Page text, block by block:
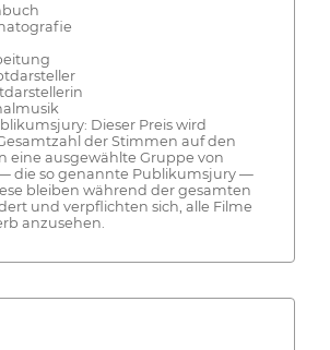
Dieser Preis wird
der Stimmen auf den
eine ausgewählte Gruppe von
die so genannte Publikumsjury —
bleiben während der gesamten
und verpflichten sich, alle Filme
anzusehen.